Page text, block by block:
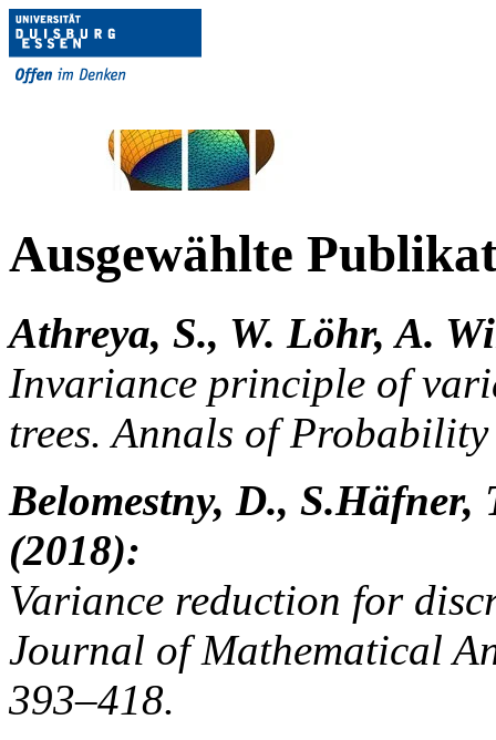
Ausgewählte
Athreya, S., W. Löhr, A.
Invariance principle of
trees. Annals of
Belomestny, D., S.Häfner,
(2018):
Variance reduction for
Journal of Mathematical
393–418.